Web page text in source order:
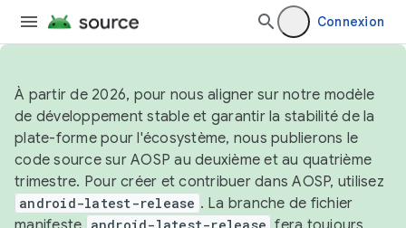
Connexion
À partir de 2026, pour nous aligner sur notre modèle
de développement stable et garantir la stabilité de la
plate-forme pour l'écosystème, nous publierons le
code source sur AOSP au deuxième et au quatrième
trimestre. Pour créer et contribuer dans AOSP, utilisez
android-latest-release . La branche de fichier